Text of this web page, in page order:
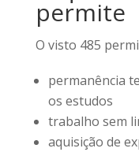
permite
O visto 485
permanência
os estudos
trabalho sem
aquisição de